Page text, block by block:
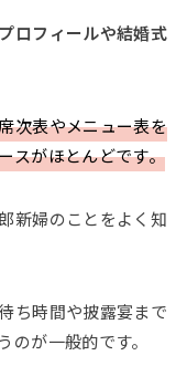
ロフィールや結婚式
次表やメニュー表を
スがほとんどです。
新婦のことをよく知
ち時間や披露宴まで
のが一般的です。